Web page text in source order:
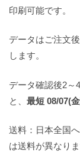
印刷可能です。
データはご注文
します。
データ確認後2～
と、 最短 08/07(
送料：日本全国
は送料が異なりま